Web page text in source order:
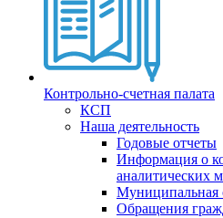
Контрольно-счетная палата
КСП
Наша деятельность
Годовые отчеты
Информация о
аналитических
Муниципальная
Обращения